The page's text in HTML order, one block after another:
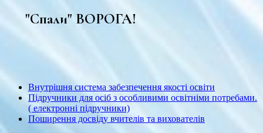
"Спали" ВОРОГА!
Внутрішня система забезпечення якості освіти
Підручники для осіб з особливими освітніми потребами.
( електронні підручники)
Поширення досвіду вчителів та вихователів